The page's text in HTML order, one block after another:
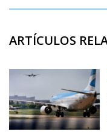
ARTÍCULOS